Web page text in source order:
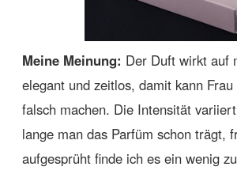
Meine Meinung: Der Duft wirkt auf
elegant und zeitlos, damit kann
falsch machen. Die Intensität
lange man das Parfüm schon trägt,
aufgesprüht finde ich es ein wenig